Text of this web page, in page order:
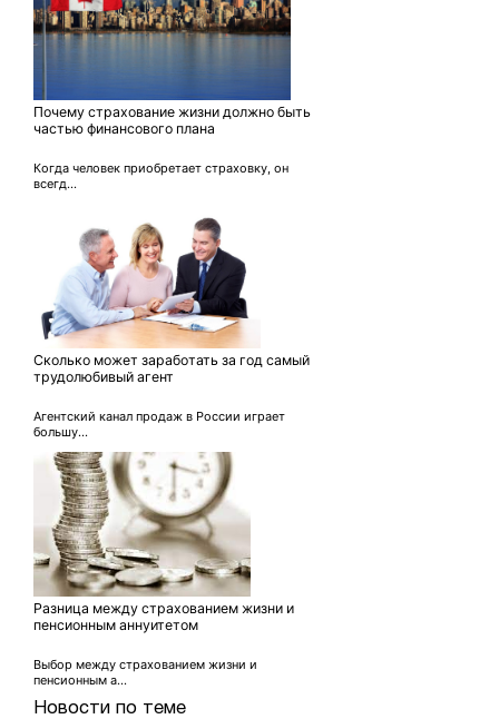
Новости по теме
Почему страхование жизни должно быть
частью финансового плана
Когда человек приобретает страховку, он
всегд...
Сколько может заработать за год самый
трудолюбивый агент
Агентский канал продаж в России играет
большу...
Разница между страхованием жизни и
пенсионным аннуитетом
Выбор между страхованием жизни и
пенсионным а...